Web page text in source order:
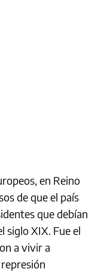
en Reino
de que el país
que debían
siglo XIX. Fue el
a vivir a